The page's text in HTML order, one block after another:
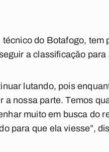
do Botafogo,
a classificação
lutando, pois
a nossa parte. Temos
muito em busca do
para que ela viesse”,